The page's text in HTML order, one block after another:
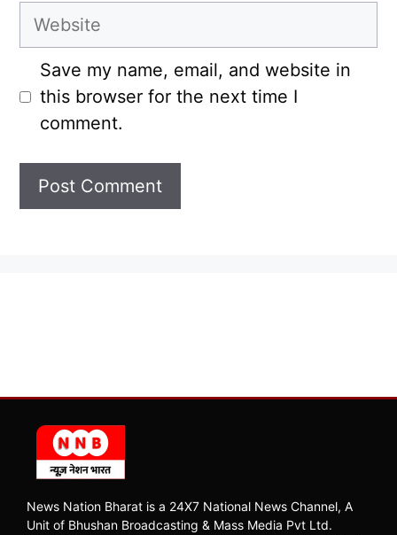
Website
Save my name, email, and website in
this browser for the next time I
comment.
News Nation Bharat is a 24X7 National News Channel, A
Unit of Bhushan Broadcasting & Mass Media Pvt Ltd.